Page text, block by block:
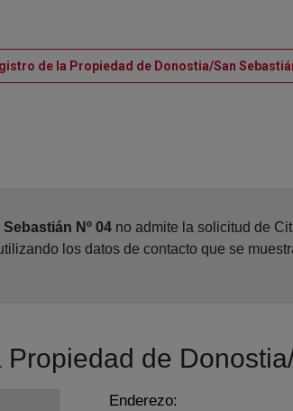
de la Propiedad de Donostia/San
Nº 04 no admite la solicitud de
los datos de contacto que se
de
Enderezo: